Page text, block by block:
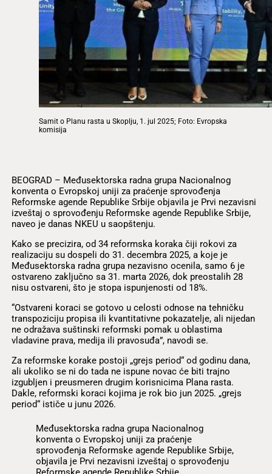
Samit o Planu rasta u Skoplju, 1. jul 2025; Foto: Evropska
komisija
BEOGRAD – Međusektorska radna grupa Nacionalnog
konventa o Evropskoj uniji za praćenje sprovođenja
Reformske agende Republike Srbije objavila je Prvi nezavisni
izveštaj o sprovođenju Reformske agende Republike Srbije,
naveo je danas NKEU u saopštenju.
Kako se precizira, od 34 reformska koraka čiji rokovi za
realizaciju su dospeli do 31. decembra 2025, a koje je
Međusektorska radna grupa nezavisno ocenila, samo 6 je
ostvareno zaključno sa 31. marta 2026, dok preostalih 28
nisu ostvareni, što je stopa ispunjenosti od 18%.
“Ostvareni koraci se gotovo u celosti odnose na tehničku
transpoziciju propisa ili kvantitativne pokazatelje, ali nijedan
ne odražava suštinski reformski pomak u oblastima
vladavine prava, medija ili pravosuđa”, navodi se.
Za reformske korake postoji „grejs period“ od godinu dana,
ali ukoliko se ni do tada ne ispune novac će biti trajno
izgubljen i preusmeren drugim korisnicima Plana rasta.
Dakle, reformski koraci kojima je rok bio jun 2025. „grejs
period“ ističe u junu 2026.
Međusektorska radna grupa Nacionalnog
konventa o Evropskoj uniji za praćenje
sprovođenja Reformske agende Republike Srbije,
objavila je Prvi nezavisni izveštaj o sprovođenju